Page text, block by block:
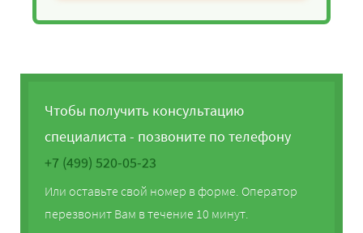
Чтобы получить консультацию
специалиста - позвоните по телефону
+7 (499) 520-05-23
Или оставьте свой номер в форме. Оператор
перезвонит Вам в течение 10 минут.